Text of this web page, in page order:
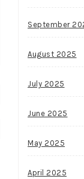
September
August 2025
July 2025
June 2025
May 2025
April 2025